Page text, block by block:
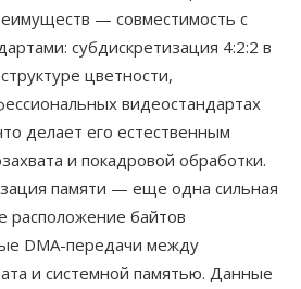
— совместимость с
субдискретизация 4:2:2 в
цветности,
видеостандартах
делает его естественным
и покадровой обработки.
памяти — еще одна сильная
расположение байтов
DMA-передачи между
и системной памятью. Данные